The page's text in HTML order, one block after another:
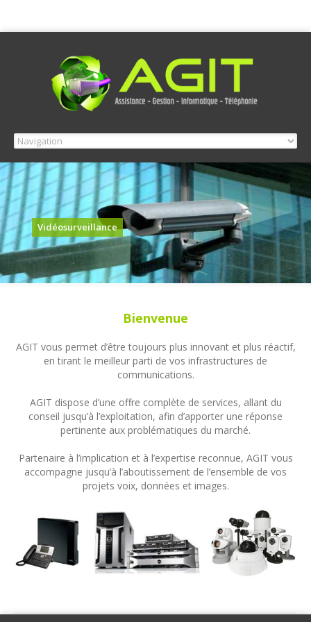
Vidéosurveillance
Bienvenue
AGIT vous permet d’être toujours plus innovant et plus réactif,
en tirant le meilleur parti de vos infrastructures de
communications.
AGIT dispose d’une offre complète de services, allant du
conseil jusqu’à l’exploitation, afin d’apporter une réponse
pertinente aux problématiques du marché.
Partenaire à l’implication et à l’expertise reconnue, AGIT vous
accompagne jusqu’à l’aboutissement de l’ensemble de vos
projets voix, données et images.